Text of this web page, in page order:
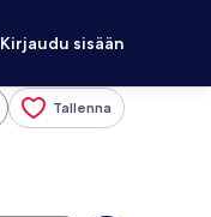
Kirjaudu sisään
Tallenna